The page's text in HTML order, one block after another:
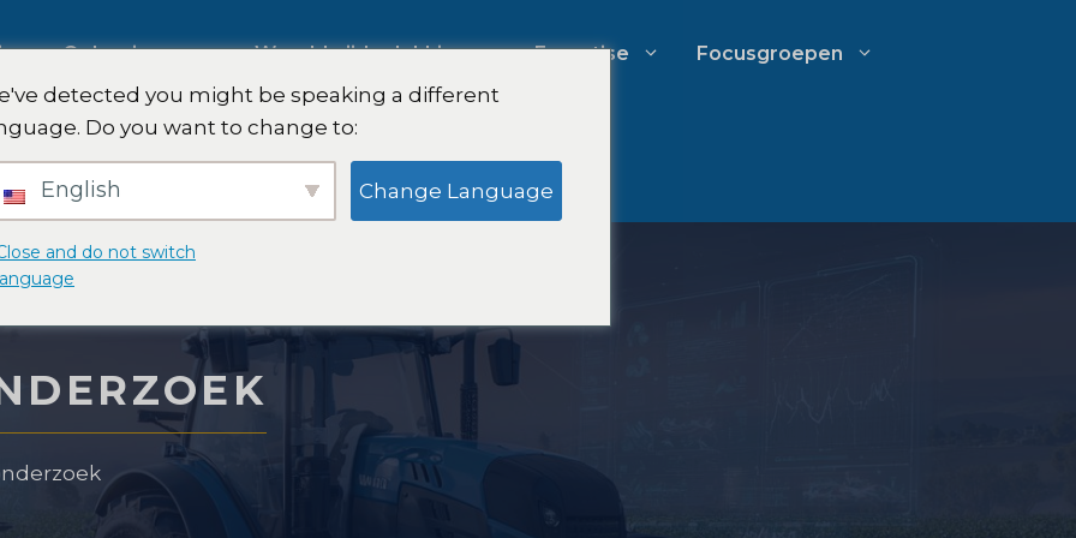
Oplossingen
-strategie
Internationaal marktonderzoek
Kwalitatief en kwantitatief
onderzoek
Wereldwijde dekking Expertise Focusgroepen
detected you might be speaking a different
Do you want to change to:
English Change Language
and do not switch